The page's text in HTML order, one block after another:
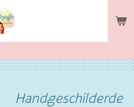
Handgeschilderde